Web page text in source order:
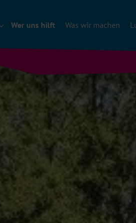
Submenu für "Wer wir sind"
Wer uns hilft Was wir machen